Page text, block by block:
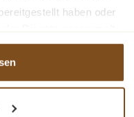
haben oder